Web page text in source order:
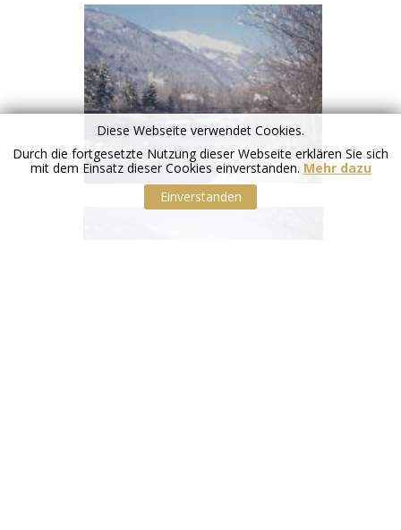
Diese Webseite verwendet Cookies.
Durch die fortgesetzte Nutzung dieser Webseite erklären Sie sich
mit dem Einsatz dieser Cookies einverstanden. Mehr dazu
Einverstanden